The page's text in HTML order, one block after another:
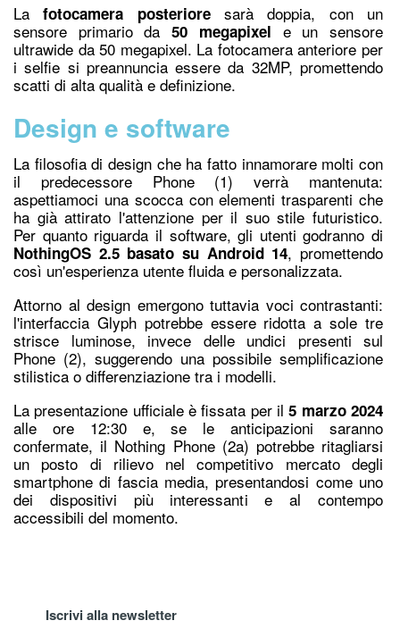
Lafotocamera posterioresarà doppia, con un
sensore primario da50 megapixel e un sensore
ultrawide da 50 megapixel. La fotocamera anteriore per
i selfie si preannuncia essere da 32MP, promettendo
scatti di alta qualità e definizione.
Design e software
La filosofia di design che ha fatto innamorare molti con
il predecessore Phone (1) verrà mantenuta:
aspettiamoci una scocca con elementi trasparenti che
ha già attirato l'attenzione per il suo stile futuristico.
Per quanto riguarda il software, gli utenti godranno di
NothingOS 2.5 basato su Android14, promettendo
così un'esperienza utente fluida e personalizzata.
Attorno al design emergono tuttavia voci contrastanti:
l'interfaccia Glyph potrebbe essere ridotta a sole tre
strisce luminose, invece delle undici presenti sul
Phone (2), suggerendo una possibile semplificazione
stilistica o differenziazione tra i modelli.
La presentazione ufficiale è fissata per il5 marzo 2024
alle ore 12:30 e, se le anticipazioni saranno
confermate, il Nothing Phone (2a) potrebbe ritagliarsi
un posto di rilievo nel competitivo mercato degli
smartphone di fascia media, presentandosi come uno
dei dispositivi più interessanti e al contempo
accessibili del momento.
Iscrivi alla newsletter